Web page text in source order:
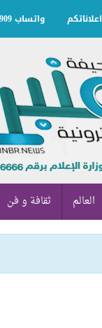
اعلاناتكم واتساب 0570670909
العالم ثقافة و فن